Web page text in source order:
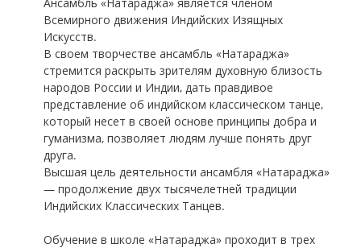
Всемирного движения Индийских Изящных
Искусств.
В своем творчестве ансамбль «Натараджа»
стремится раскрыть зрителям духовную близость
народов России и Индии, дать правдивое
представление об индийском классическом танце,
который несет в своей основе принципы добра и
гуманизма, позволяет людям лучше понять друг
друга.
Высшая цель деятельности ансамбля «Натараджа»
— продолжение двух тысячелетней традиции
Индийских Классических Танцев.
Обучение в школе «Натараджа» проходит в трех